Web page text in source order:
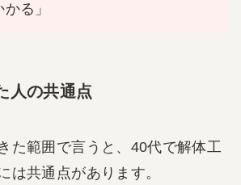
る」
人の共通点
た範囲で言うと、40代で解体工
は共通点があります。